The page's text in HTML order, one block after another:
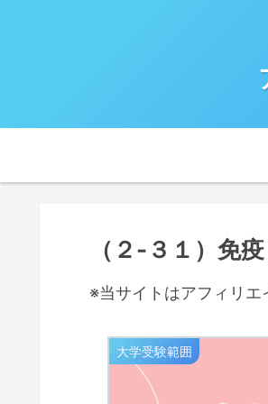
（２-３１）免
※当サイトはアフィリ
大学受験範囲